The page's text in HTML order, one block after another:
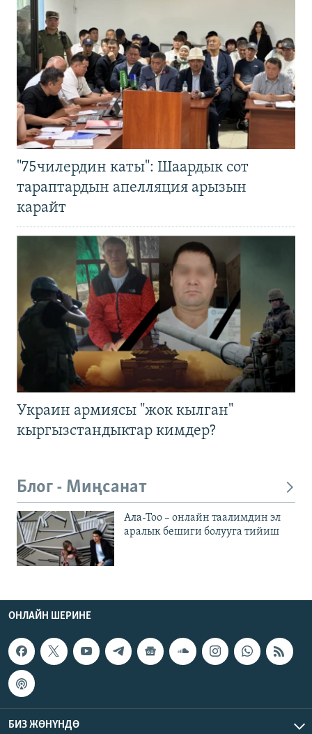
"75чилердин каты": Шаардык сот
тараптардын апелляция арызын
карайт
Украин армиясы "жок кылган"
кыргызстандыктар кимдер?
Блог - Миңсанат
Ала-Тоо – онлайн таалимдин эл
аралык бешиги болууга тийиш
ОНЛАЙН ШЕРИНЕ
БИЗ ЖӨНҮНДӨ